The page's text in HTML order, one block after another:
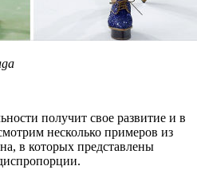
получит свое развитие и в
несколько примеров из
в которых представлены